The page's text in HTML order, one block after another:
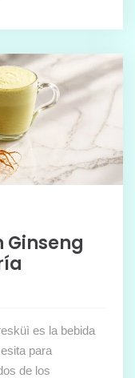
Ginseng
es la bebida
para
de los